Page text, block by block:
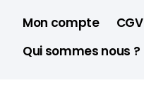
Mon compte CGV
Qui sommes nous ?